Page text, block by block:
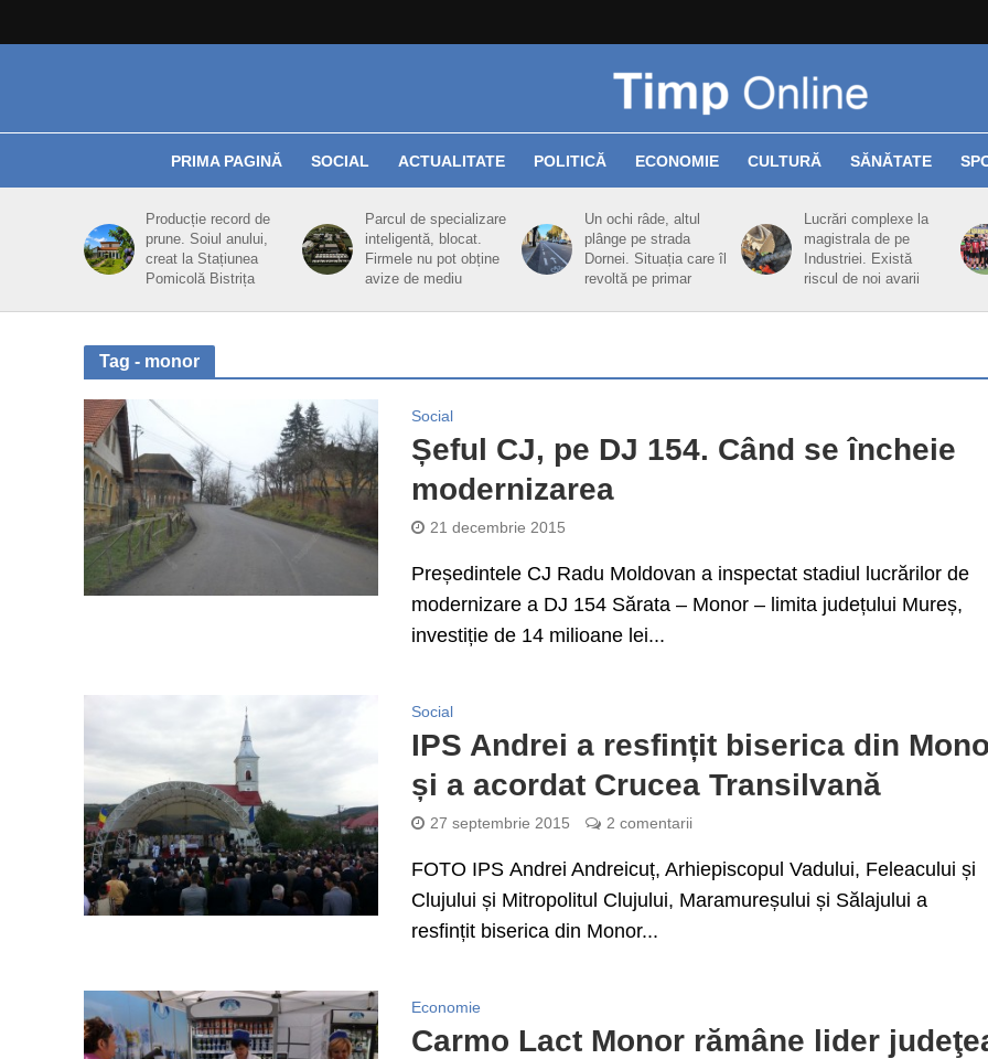
PRIMA PAGINĂ SOCIAL ACTUALITATE POLITICĂ ECONOMIE CULTURĂ SĂNĂTATE
Producție record de
prune. Soiul anului,
creat la Stațiunea
Pomicolă Bistrița
Parcul de specializare
inteligentă, blocat.
Firmele nu pot obține
avize de mediu
Un ochi râde, altul
plânge pe strada
Dornei. Situația care îl
revoltă pe primar
Lucrări complexe la
magistrala de pe
Industriei. Există
riscul de noi avarii
Tag - monor
Social
Șeful CJ, pe DJ 154. Când se încheie
modernizarea
21 decembrie 2015
Președintele CJ Radu Moldovan a inspectat stadiul lucrărilor de
modernizare a DJ 154 Sărata – Monor – limita județului Mureș,
investiție de 14 milioane lei...
Social
IPS Andrei a resfințit biserica din
și a acordat Crucea Transilvană
27 septembrie 2015 2 comentarii
FOTO IPS Andrei Andreicuț, Arhiepiscopul Vadului, Feleacului și
Clujului și Mitropolitul Clujului, Maramureșului și Sălajului a
resfințit biserica din Monor...
Economie
Carmo Lact Monor rămâne lider